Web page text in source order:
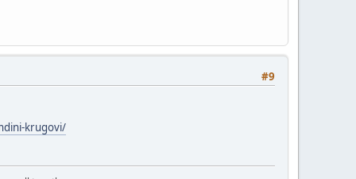
#9
krugovi/